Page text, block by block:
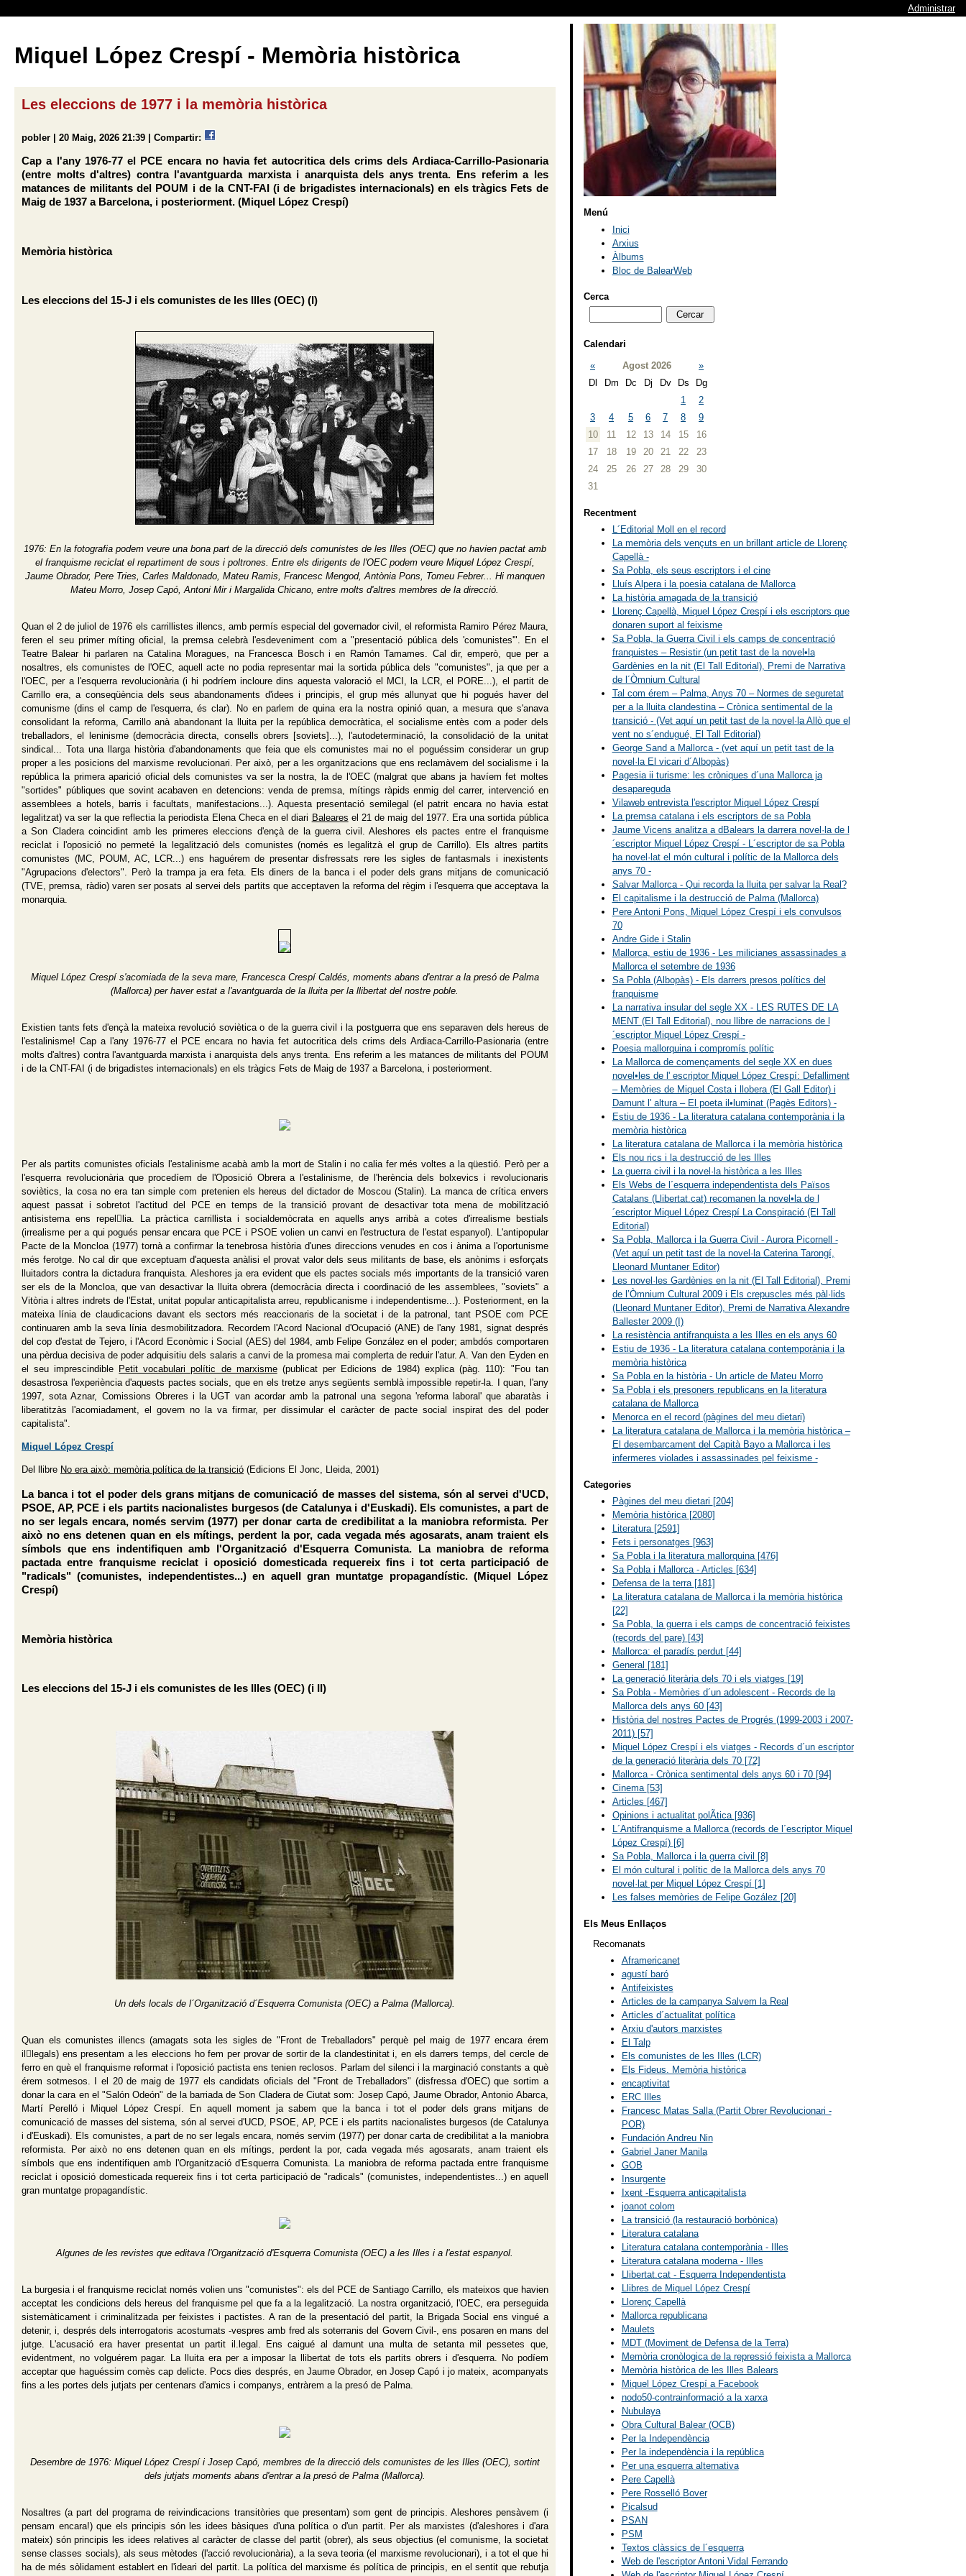
Administrar
Miquel López Crespí - Memòria històrica
Les eleccions de 1977 i la memòria històrica
pobler | 20 Maig, 2026 21:39 | Compartir:
Cap a l'any 1976-77 el PCE encara no havia fet autocritica dels crims dels Ardiaca-Carrillo-Pasionaria
(entre molts d'altres) contra l'avantguarda marxista i anarquista dels anys trenta. Ens referim a les
matances de militants del POUM i de la CNT-FAI (i de brigadistes internacionals) en els tràgics Fets de
Maig de 1937 a Barcelona, i posteriorment. (Miquel López Crespí)
Memòria històrica
Les eleccions del 15-J i els comunistes de les Illes (OEC) (I)
1976: En la fotografia podem veure una bona part de la direcció dels comunistes de les Illes (OEC) que no havien pactat amb
el franquisme reciclat el repartiment de sous i poltrones. Entre els dirigents de l'OEC podem veure Miquel López Crespí,
Jaume Obrador, Pere Tries, Carles Maldonado, Mateu Ramis, Francesc Mengod, Antònia Pons, Tomeu Febrer... Hi manquen
Mateu Morro, Josep Capó, Antoni Mir i Margalida Chicano, entre molts d'altres membres de la direcció.
Quan el 2 de juliol de 1976 els carrillistes illencs, amb permís especial del governador civil, el reformista Ramiro Pérez Maura,
feren el seu primer míting oficial, la premsa celebrà l'esdeveniment com a "presentació pública dels 'comunistes'". En el
Teatre Balear hi parlaren na Catalina Moragues, na Francesca Bosch i en Ramón Tamames. Cal dir, emperò, que per a
nosaltres, els comunistes de l'OEC, aquell acte no podia representar mai la sortida pública dels "comunistes", ja que per a
l'OEC, per a l'esquerra revolucionària (i hi podríem incloure dins aquesta valoració el MCI, la LCR, el PORE...), el partit de
Carrillo era, a conseqüència dels seus abandonaments d'idees i principis, el grup més allunyat que hi pogués haver del
comunisme (dins el camp de l'esquerra, és clar). No en parlem de quina era la nostra opinió quan, a mesura que s'anava
consolidant la reforma, Carrillo anà abandonant la lluita per la república democràtica, el socialisme entès com a poder dels
treballadors, el leninisme (democràcia directa, consells obrers [soviets]...), l'autodeterminació, la consolidació de la unitat
sindical... Tota una llarga història d'abandonaments que feia que els comunistes mai no el poguéssim considerar un grup
proper a les posicions del marxisme revolucionari. Per això, per a les organitzacions que ens reclamàvem del socialisme i la
república la primera aparició oficial dels comunistes va ser la nostra, la de l'OEC (malgrat que abans ja havíem fet moltes
"sortides" públiques que sovint acabaven en detencions: venda de premsa, mítings ràpids enmig del carrer, intervenció en
assemblees a hotels, barris i facultats, manifestacions...). Aquesta presentació semilegal (el patrit encara no havia estat
legalitzat) va ser la que reflectia la periodista Elena Checa en el diari Baleares el 21 de maig del 1977. Era una sortida pública
a Son Cladera coincidint amb les primeres eleccions d'ençà de la guerra civil. Aleshores els pactes entre el franquisme
reciclat i l'oposició no permeté la legalització dels comunistes (només es legalitzà el grup de Carrillo). Els altres partits
comunistes (MC, POUM, AC, LCR...) ens haguérem de presentar disfressats rere les sigles de fantasmals i inexistents
"Agrupacions d'electors". Però la trampa ja era feta. Els diners de la banca i el poder dels grans mitjans de comunicació
(TVE, premsa, ràdio) varen ser posats al servei dels partits que acceptaven la reforma del règim i l'esquerra que acceptava la
monarquia.
Miquel López Crespí s'acomiada de la seva mare, Francesca Crespí Caldés, moments abans d'entrar a la presó de Palma
(Mallorca) per haver estat a l'avantguarda de la lluita per la llibertat del nostre poble.
Existien tants fets d'ençà la mateixa revolució soviètica o de la guerra civil i la postguerra que ens separaven dels hereus de
l'estalinisme! Cap a l'any 1976-77 el PCE encara no havia fet autocritica dels crims dels Ardiaca-Carrillo-Pasionaria (entre
molts d'altres) contra l'avantguarda marxista i anarquista dels anys trenta. Ens referim a les matances de militants del POUM
i de la CNT-FAI (i de brigadistes internacionals) en els tràgics Fets de Maig de 1937 a Barcelona, i posteriorment.
Per als partits comunistes oficials l'estalinisme acabà amb la mort de Stalin i no calia fer més voltes a la qüestió. Però per a
l'esquerra revolucionària que procedíem de l'Oposició Obrera a l'estalinisme, de l'herència dels bolxevics i revolucionaris
soviètics, la cosa no era tan simple com pretenien els hereus del dictador de Moscou (Stalin). La manca de crítica envers
aquest passat i sobretot l'actitud del PCE en temps de la transició provant de desactivar tota mena de mobilització
antisistema ens repellia. La pràctica carrillista i socialdemòcrata en aquells anys arribà a cotes d'irrealisme bestials
(irrealisme per a qui pogués pensar encara que PCE i PSOE volien un canvi en l'estructura de l'estat espanyol). L'antipopular
Pacte de la Moncloa (1977) tornà a confirmar la tenebrosa història d'unes direccions venudes en cos i ànima a l'oportunisme
més ferotge. No cal dir que exceptuam d'aquesta anàlisi el provat valor dels seus militants de base, els anònims i esforçats
lluitadors contra la dictadura franquista. Aleshores ja era evident que els pactes socials més importants de la transició varen
ser els de la Moncloa, que van desactivar la lluita obrera (democràcia directa i coordinació de les assemblees, "soviets" a
Vitòria i altres indrets de l'Estat, unitat popular anticapitalista arreu, republicanisme i independentisme...). Posteriorment, en la
mateixa línia de claudicacions davant els sectors més reaccionaris de la societat i de la patronal, tant PSOE com PCE
continuaren amb la seva línia desmobilitzadora. Recordem l'Acord Nacional d'Ocupació (ANE) de l'any 1981, signat després
del cop d'estat de Tejero, i l'Acord Econòmic i Social (AES) del 1984, amb Felipe González en el poder; ambdós comportaren
una pèrdua decisiva de poder adquisitiu dels salaris a canvi de la promesa mai complerta de reduir l'atur. A. Van den Eyden en
el seu imprescindible Petit vocabulari polític de marxisme(publicat per Edicions de 1984) explica (pàg. 110): "Fou tan
desastrosa l'experiència d'aquests pactes socials, que en els tretze anys següents semblà impossible repetir-la. I quan, l'any
1997, sota Aznar, Comissions Obreres i la UGT van acordar amb la patronal una segona 'reforma laboral' que abaratàs i
liberatitzàs l'acomiadament, el govern no la va firmar, per dissimular el caràcter de pacte social inspirat des del poder
capitalista".
Miquel López Crespí
Del llibre No era això: memòria política de la transició (Edicions El Jonc, Lleida, 2001)
La banca i tot el poder dels grans mitjans de comunicació de masses del sistema, són al servei d'UCD,
PSOE, AP, PCE i els partits nacionalistes burgesos (de Catalunya i d'Euskadi). Els comunistes, a part de
no ser legals encara, només servim (1977) per donar carta de credibilitat a la maniobra reformista. Per
això no ens detenen quan en els mítings, perdent la por, cada vegada més agosarats, anam traient els
símbols que ens indentifiquen amb l'Organització d'Esquerra Comunista. La maniobra de reforma
pactada entre franquisme reciclat i oposició domesticada requereix fins i tot certa participació de
"radicals" (comunistes, independentistes...) en aquell gran muntatge propagandístic. (Miquel López
Crespí)
Memòria històrica
Les eleccions del 15-J i els comunistes de les Illes (OEC) (i II)
Un dels locals de l´Organització d´Esquerra Comunista (OEC) a Palma (Mallorca).
Quan els comunistes illencs (amagats sota les sigles de "Front de Treballadors" perquè pel maig de 1977 encara érem
illegals) ens presentam a les eleccions ho fem per provar de sortir de la clandestinitat i, en els darrers temps, del cercle de
ferro en què el franquisme reformat i l'oposició pactista ens tenien reclosos. Parlam del silenci i la marginació constants a què
érem sotmesos. I el 20 de maig de 1977 els candidats oficials del "Front de Treballadors" (disfressa d'OEC) que sortim a
donar la cara en el "Salón Odeón" de la barriada de Son Cladera de Ciutat som: Josep Capó, Jaume Obrador, Antonio Abarca,
Martí Perelló i Miquel López Crespí. En aquell moment ja sabem que la banca i tot el poder dels grans mitjans de
comunicació de masses del sistema, són al servei d'UCD, PSOE, AP, PCE i els partits nacionalistes burgesos (de Catalunya
i d'Euskadi). Els comunistes, a part de no ser legals encara, només servim (1977) per donar carta de credibilitat a la maniobra
reformista. Per això no ens detenen quan en els mítings, perdent la por, cada vegada més agosarats, anam traient els
símbols que ens indentifiquen amb l'Organització d'Esquerra Comunista. La maniobra de reforma pactada entre franquisme
reciclat i oposició domesticada requereix fins i tot certa participació de "radicals" (comunistes, independentistes...) en aquell
gran muntatge propagandístic.
Algunes de les revistes que editava l'Organització d'Esquerra Comunista (OEC) a les Illes i a l'estat espanyol.
La burgesia i el franquisme reciclat només volien uns "comunistes": els del PCE de Santiago Carrillo, els mateixos que havien
acceptat les condicions dels hereus del franquisme pel que fa a la legalització. La nostra organització, l'OEC, era perseguida
sistemàticament i criminalitzada per feixistes i pactistes. A ran de la presentació del partit, la Brigada Social ens vingué a
detenir, i, després dels interrogatoris acostumats -vespres amb fred als soterranis del Govern Civil-, ens posaren en mans del
jutge. L'acusació era haver presentat un partit il.legal. Ens caigué al damunt una multa de setanta mil pessetes que,
evidentment, no volguérem pagar. La lluita era per a imposar la llibertat de tots els partits obrers i d'esquerra. No podíem
acceptar que haguéssim comès cap delicte. Pocs dies després, en Jaume Obrador, en Josep Capó i jo mateix, acompanyats
fins a les portes dels jutjats per centenars d'amics i companys, entràrem a la presó de Palma.
Desembre de 1976: Miquel López Crespí i Josep Capó, membres de la direcció dels comunistes de les Illes (OEC), sortint
dels jutjats moments abans d'entrar a la presó de Palma (Mallorca).
Nosaltres (a part del programa de reivindicacions transitòries que presentam) som gent de principis. Aleshores pensàvem (i
pensam encara!) que els principis són les idees bàsiques d'una política o d'un partit. Per als marxistes (d'aleshores i d'ara
mateix) són principis les idees relatives al caràcter de classe del partit (obrer), als seus objectius (el comunisme, la societat
sense classes socials), als seus mètodes (l'acció revolucionària), a la seva teoria (el marxisme revolucionari), i a tot el que hi
ha de més sòlidament establert en l'ideari del partit. La política del marxisme és política de principis, en el sentit que rebutja
Menú
Inici
Arxius
Àlbums
Bloc de BalearWeb
Cerca
Calendari
«
Agost 2026
»
Dl
Dm Dc Dj Dv Ds
Dg
1
2
3
4 5 6 7 8
9
10
11 12 13 14 15
16
17
18 19 20 21 22
23
24
25 26 27 28 29
30
31
Recentment
L´Editorial Moll en el record
La memòria dels vençuts en un brillant article de Llorenç
Capellà -
Sa Pobla, els seus escriptors i el cine
Lluís Alpera i la poesia catalana de Mallorca
La història amagada de la transició
Llorenç Capellà, Miquel López Crespí i els escriptors que
donaren suport al feixisme
Sa Pobla, la Guerra Civil i els camps de concentració
franquistes – Resistir (un petit tast de la novel•la
Gardènies en la nit (El Tall Editorial), Premi de Narrativa
de l´Òmnium Cultural
Tal com érem – Palma, Anys 70 – Normes de seguretat
per a la lluita clandestina – Crònica sentimental de la
transició - (Vet aquí un petit tast de la novel·la Allò que el
vent no s´endugué, El Tall Editorial)
George Sand a Mallorca - (vet aquí un petit tast de la
novel·la El vicari d´Albopàs)
Pagesia ii turisme: les cròniques d´una Mallorca ja
desapareguda
Vilaweb entrevista l'escriptor Miquel López Crespí
La premsa catalana i els escriptors de sa Pobla
Jaume Vicens analitza a dBalears la darrera novel·la de l
´escriptor Miquel López Crespí - L´escriptor de sa Pobla
ha novel·lat el món cultural i polític de la Mallorca dels
anys 70 -
Salvar Mallorca - Qui recorda la lluita per salvar la Real?
El capitalisme i la destrucció de Palma (Mallorca)
Pere Antoni Pons, Miquel López Crespí i els convulsos
70
Andre Gide i Stalin
Mallorca, estiu de 1936 - Les milicianes assassinades a
Mallorca el setembre de 1936
Sa Pobla (Albopàs) - Els darrers presos polítics del
franquisme
La narrativa insular del segle XX - LES RUTES DE LA
MENT (El Tall Editorial), nou llibre de narracions de l
´escriptor Miquel López Crespí -
Poesia mallorquina i compromís polític
La Mallorca de començaments del segle XX en dues
novel•les de l' escriptor Miquel López Crespí: Defalliment
– Memòries de Miquel Costa i llobera (El Gall Editor) i
Damunt l' altura – El poeta il•luminat (Pagès Editors) -
Estiu de 1936 - La literatura catalana contemporània i la
memòria històrica
La literatura catalana de Mallorca i la memòria històrica
Els nou rics i la destrucció de les Illes
La guerra civil i la novel·la històrica a les Illes
Els Webs de l´esquerra independentista dels Països
Catalans (Llibertat.cat) recomanen la novel•la de l
´escriptor Miquel López Crespí La Conspiració (El Tall
Editorial)
Sa Pobla, Mallorca i la Guerra Civil - Aurora Picornell -
(Vet aquí un petit tast de la novel·la Caterina Tarongí,
Lleonard Muntaner Editor)
Les novel·les Gardènies en la nit (El Tall Editorial), Premi
de l’Òmnium Cultural 2009 i Els crepuscles més pàl·lids
(Lleonard Muntaner Editor), Premi de Narrativa Alexandre
Ballester 2009 (I)
La resistència antifranquista a les Illes en els anys 60
Estiu de 1936 - La literatura catalana contemporània i la
memòria històrica
Sa Pobla en la història - Un article de Mateu Morro
Sa Pobla i els presoners republicans en la literatura
catalana de Mallorca
Menorca en el record (pàgines del meu dietari)
La literatura catalana de Mallorca i la memòria històrica –
El desembarcament del Capità Bayo a Mallorca i les
infermeres violades i assassinades pel feixisme -
Categories
Pàgines del meu dietari [204]
Memòria històrica [2080]
Literatura [2591]
Fets i personatges [963]
Sa Pobla i la literatura mallorquina [476]
Sa Pobla i Mallorca - Articles [634]
Defensa de la terra [181]
La literatura catalana de Mallorca i la memòria històrica
[22]
Sa Pobla, la guerra i els camps de concentració feixistes
(records del pare) [43]
Mallorca: el paradís perdut [44]
General [181]
La generació literària dels 70 i els viatges [19]
Sa Pobla - Memòries d´un adolescent - Records de la
Mallorca dels anys 60 [43]
Història del nostres Pactes de Progrés (1999-2003 i 2007-
2011) [57]
Miquel López Crespí i els viatges - Records d´un escriptor
de la generació literària dels 70 [72]
Mallorca - Crònica sentimental dels anys 60 i 70 [94]
Cinema [53]
Articles [467]
Opinions i actualitat polÃ­tica [936]
L´Antifranquisme a Mallorca (records de l´escriptor Miquel
López Crespí) [6]
Sa Pobla, Mallorca i la guerra civil
[8]
El món cultural i polític de la Mallorca dels anys 70
novel·lat per Miquel López Crespí [1]
Les falses memòries de Felipe Gozález [20]
Els Meus Enllaços
Recomanats
Aframericanet
agustí baró
Antifeixistes
Articles de la campanya Salvem la Real
Articles d´actualitat política
Arxiu d'autors marxistes
El Talp
Els comunistes de les Illes (LCR)
Els Fideus. Memòria històrica
encaptivitat
ERC Illes
Francesc Matas Salla (Partit Obrer Revolucionari -
POR)
Fundación Andreu Nin
Gabriel Janer Manila
GOB
Insurgente
Ixent -Esquerra anticapitalista
joanot colom
La transició (la restauració borbònica)
Literatura catalana
Literatura catalana contemporània - Illes
Literatura catalana moderna - Illes
Llibertat.cat - Esquerra Independentista
Llibres de Miquel López Crespí
Llorenç Capellà
Mallorca republicana
Maulets
MDT (Moviment de Defensa de la Terra)
Memòria cronòlogica de la repressió feixista a Mallorca
Memòria històrica de les Illes Balears
Miquel López Crespí a Facebook
nodo50-contrainformació a la xarxa
Nubulaya
Obra Cultural Balear (OCB)
Per la Independència
Per la independència i la república
Per una esquerra alternativa
Pere Capellà
Pere Rosselló Bover
Picalsud
PSAN
PSM
Textos clàssics de l´esquerra
Web de l'escriptor Antoni Vidal Ferrando